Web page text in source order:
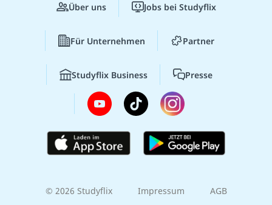
Über uns Jobs bei Studyflix
Für Unternehmen Partner
Studyflix Business Presse
© 2026 Studyflix Impressum AGB